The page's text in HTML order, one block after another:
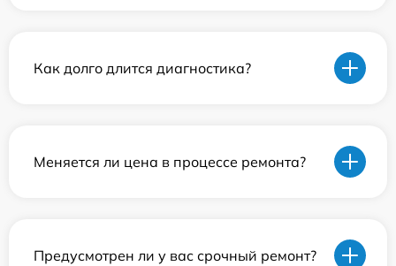
Как долго длится диагностика?
Меняется ли цена в процессе ремонта?
Предусмотрен ли у вас срочный ремонт?